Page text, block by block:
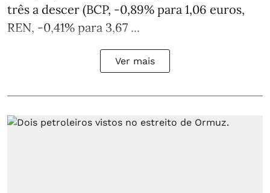
três a descer (BCP, -0,89% para 1,06 euros,
REN, -0,41% para 3,67 ...
Ver mais